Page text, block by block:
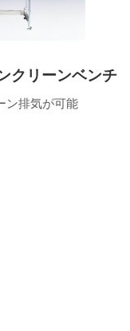
クリーンベンチ
ン排気が可能